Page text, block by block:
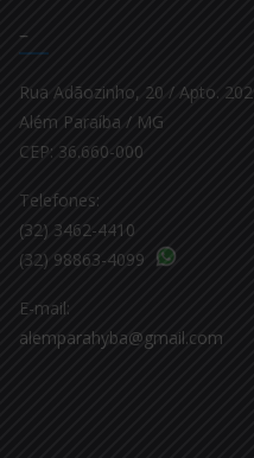
–
Rua Adãozinho, 20 / Apto. 202
Além Paraíba / MG
CEP: 36.660-000
Telefones:
(32) 3462-4410
(32) 98863-4099
E-mail:
alemparahyba@gmail.com